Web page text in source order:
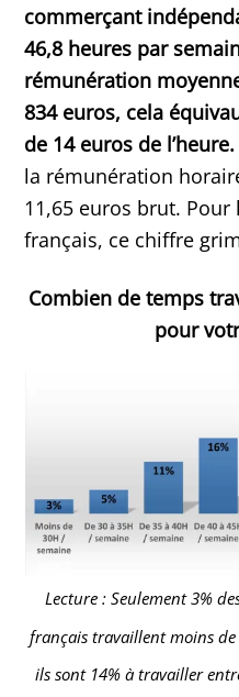
commerçant
46,8 heures par
rémunération
834 euros, cela
de 14 euros de l’heure.
la rémunération
11,65 euros brut.
français, ce chiffre
Combien de temps
pour
Lecture : Seulement 3%
français travaillent moins
ils sont 14% à travailler